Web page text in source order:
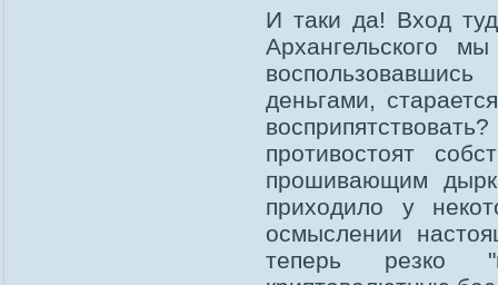
И таки да! Вход
Архангельского
деньгами,
противостоят
прошивающим
приходило у
осмыслении
теперь резко